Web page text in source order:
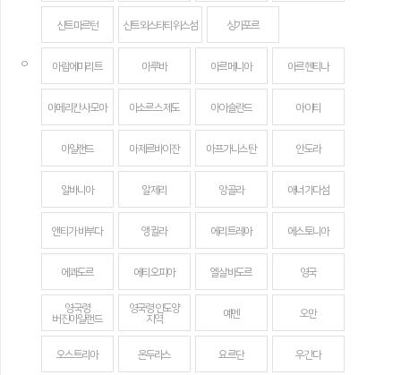
신트마르턴 신트외스타티위스섬 싱가포르
ㅇ 아랍에미리트 아루바 아르메니아 아르헨티나
아메리칸 사모아 아소르스 제도 아이슬란드 아이티
아일랜드 아제르바이잔 아프가니스탄 안도라
알바니아 알제리 앙골라 애너가다섬
앤티가 바부다 앵귈라 에리트레아 에스토니아
에콰도르 에티오피아 엘살바도르 영국
영국령
버진아일랜드
영국령 인도양
지역
예멘 오만
오스트리아 온두라스 요르단 우간다